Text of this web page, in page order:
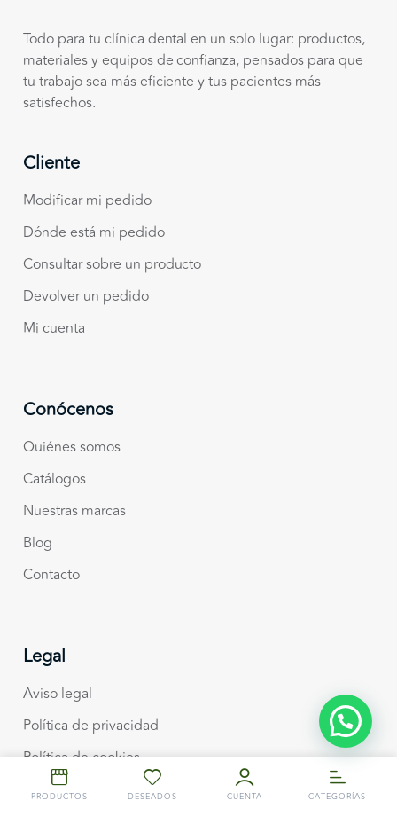
Todo para tu clínica dental en un solo lugar: productos,
materiales y equipos de confianza, pensados para que
tu trabajo sea más eficiente y tus pacientes más
satisfechos.
Cliente
Modificar mi pedido
Dónde está mi pedido
Consultar sobre un producto
Devolver un pedido
Mi cuenta
Conócenos
Quiénes somos
Catálogos
Nuestras marcas
Blog
Contacto
Legal
Aviso legal
Política de privacidad
Política de cookies
Envíos y devoluciones
PRODUCTOS DESEADOS CUENTA CATEGORÍAS